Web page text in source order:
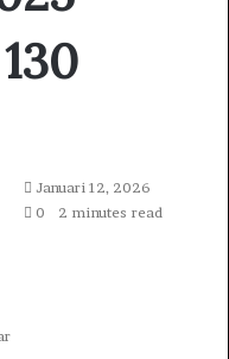
Januari 12, 2026
0
2 minutes read